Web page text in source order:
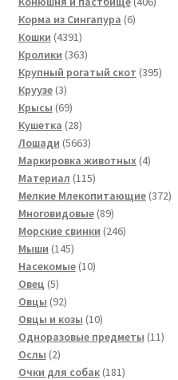
Корма из Сингапура 66
Кошки 43914391
товар
Кролики 363363
товара
Крупный рогатый скот 395395
Круузе 33
товара
Крысы 6969
товаров
Кушетка 2828
товаров
Лошади 56635663
товара
Маркировка животных 44
Материал 115115
товаров
Мелкие Млекопитающие 372372
Многовидовые 8989
товаров
Морские свинки 246246
Мыши 145145
товаров
Насекомые 1010
Овец 55
товаров
Овцы 9292
товара
Овцы и козы 1010
товаров
Одноразовые предметы 1111
Ослы 22
товара
Очки для собак 181181